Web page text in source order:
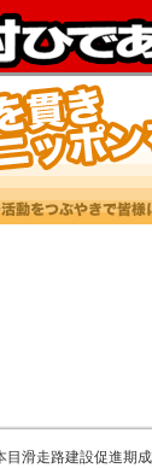
滑走路建設促進期